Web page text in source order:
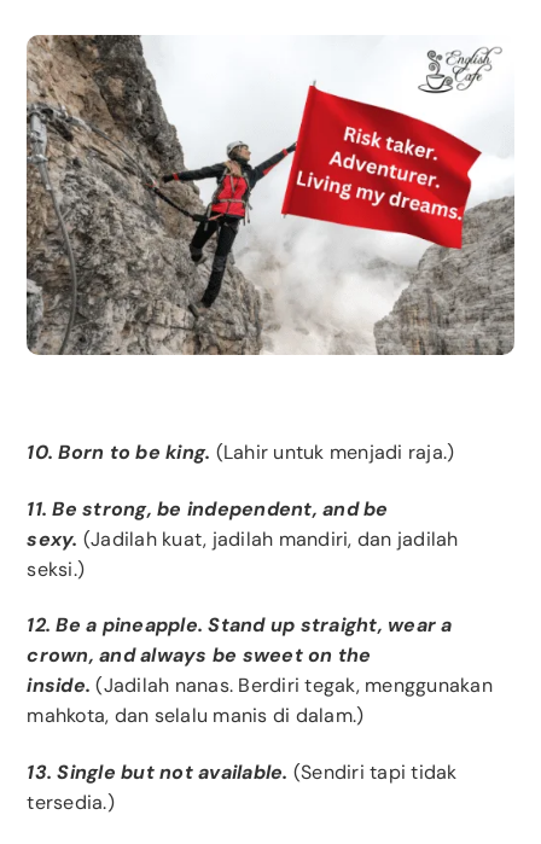
10. Born to be king. (Lahir untuk menjadi raja.)
11. Be strong, be independent, and be
sexy. (Jadilah kuat, jadilah mandiri, dan jadilah
seksi.)
12. Be a pineapple. Stand up straight, wear a
crown, and always be sweet on the
inside.(Jadilah nanas. Berdiri tegak, menggunakan
mahkota, dan selalu manis di dalam.)
13. Single but not available. (Sendiri tapi tidak
tersedia.)